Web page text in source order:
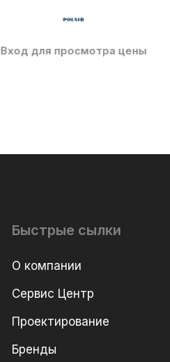
Вход для просмотра цены
Быстрые сылки
О компании
Сервис Центр
Проектирование
Бренды